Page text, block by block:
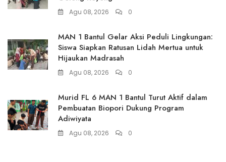
Agu 08, 2026 0
MAN 1 Bantul Gelar Aksi Peduli Lingkungan:
Siswa Siapkan Ratusan Lidah Mertua untuk
Hijaukan Madrasah
Agu 08, 2026 0
Murid FL 6 MAN 1 Bantul Turut Aktif dalam
Pembuatan Biopori Dukung Program
Adiwiyata
Agu 08, 2026 0